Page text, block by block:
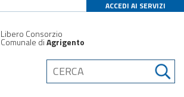
ACCEDI AI SERVIZI
Libero Consorzio
Comunale diAgrigento